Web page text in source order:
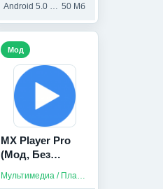
Android 5.0 и выше 50 Мб
MX Player Pro
(Мод, Без
Мультимедиа / Платные приложения
Мод